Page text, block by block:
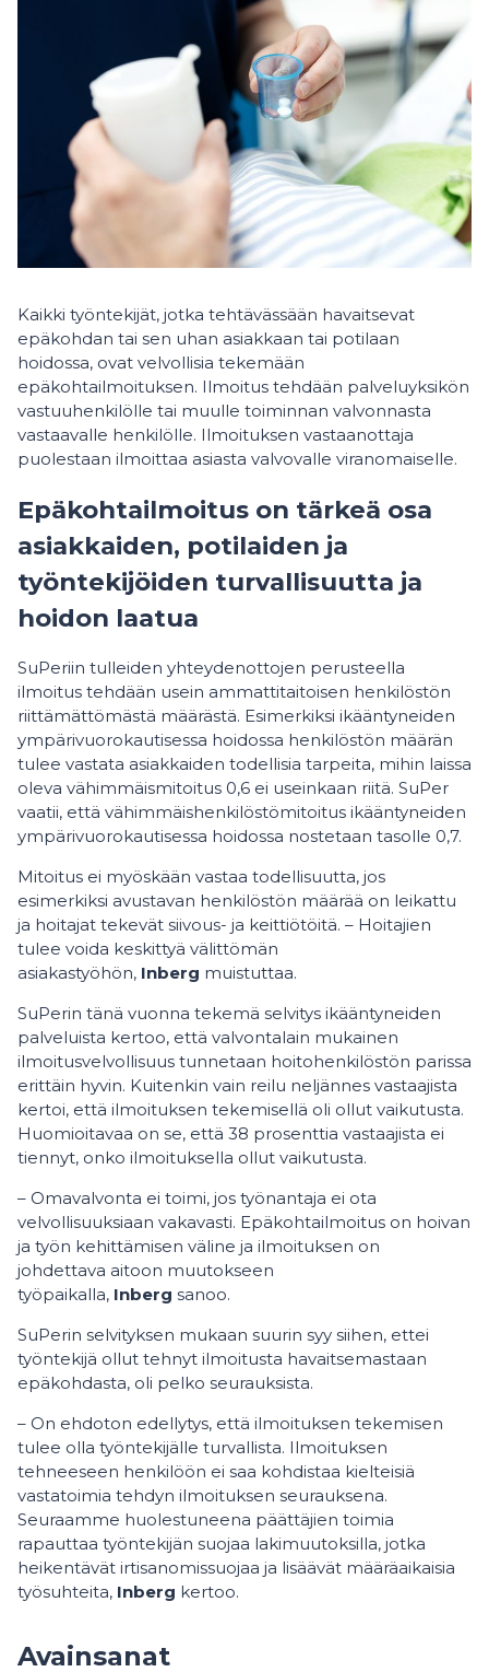
Kaikki työntekijät, jotka tehtävässään havaitsevat
epäkohdan tai sen uhan asiakkaan tai potilaan
hoidossa, ovat velvollisia tekemään
epäkohtailmoituksen. Ilmoitus tehdään palveluyksikön
vastuuhenkilölle tai muulle toiminnan valvonnasta
vastaavalle henkilölle. Ilmoituksen vastaanottaja
puolestaan ilmoittaa asiasta valvovalle viranomaiselle.
Epäkohtailmoitus on tärkeä osa
asiakkaiden, potilaiden ja
työntekijöiden turvallisuutta ja
hoidon laatua
SuPeriin tulleiden yhteydenottojen perusteella
ilmoitus tehdään usein ammattitaitoisen henkilöstön
riittämättömästä määrästä. Esimerkiksi ikääntyneiden
ympärivuorokautisessa hoidossa henkilöstön määrän
tulee vastata asiakkaiden todellisia tarpeita, mihin laissa
oleva vähimmäismitoitus 0,6 ei useinkaan riitä. SuPer
vaatii, että vähimmäishenkilöstömitoitus ikääntyneiden
ympärivuorokautisessa hoidossa nostetaan tasolle 0,7.
Mitoitus ei myöskään vastaa todellisuutta, jos
esimerkiksi avustavan henkilöstön määrää on leikattu
ja hoitajat tekevät siivous- ja keittiötöitä. – Hoitajien
tulee voida keskittyä välittömän
asiakastyöhön, Inberg muistuttaa.
SuPerin tänä vuonna tekemä selvitys ikääntyneiden
palveluista kertoo, että valvontalain mukainen
ilmoitusvelvollisuus tunnetaan hoitohenkilöstön parissa
erittäin hyvin. Kuitenkin vain reilu neljännes vastaajista
kertoi, että ilmoituksen tekemisellä oli ollut vaikutusta.
Huomioitavaa on se, että 38 prosenttia vastaajista ei
tiennyt, onko ilmoituksella ollut vaikutusta.
– Omavalvonta ei toimi, jos työnantaja ei ota
velvollisuuksiaan vakavasti. Epäkohtailmoitus on hoivan
ja työn kehittämisen väline ja ilmoituksen on
johdettava aitoon muutokseen
työpaikalla, Inberg sanoo.
SuPerin selvityksen mukaan suurin syy siihen, ettei
työntekijä ollut tehnyt ilmoitusta havaitsemastaan
epäkohdasta, oli pelko seurauksista.
– On ehdoton edellytys, että ilmoituksen tekemisen
tulee olla työntekijälle turvallista. Ilmoituksen
tehneeseen henkilöön ei saa kohdistaa kielteisiä
vastatoimia tehdyn ilmoituksen seurauksena.
Seuraamme huolestuneena päättäjien toimia
rapauttaa työntekijän suojaa lakimuutoksilla, jotka
heikentävät irtisanomissuojaa ja lisäävät määräaikaisia
työsuhteita, Inberg kertoo.
Avainsanat